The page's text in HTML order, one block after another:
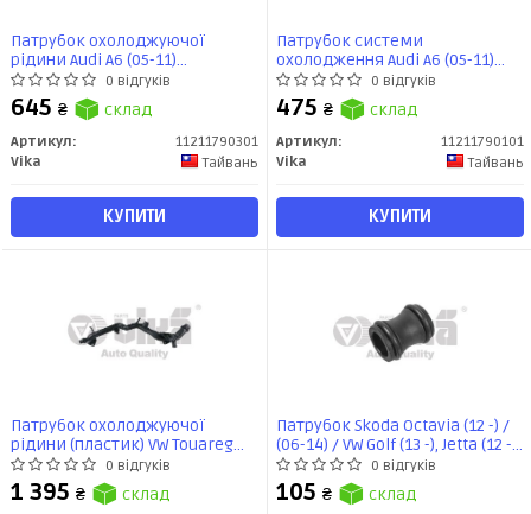
Патрубок охолоджуючої
рідини Audi A6 (05-11)
(11211790301) VIKA
0 відгуків
645 ₴ склад
Артикул:
11211790301
Vika
Тайвань
КУПИТИ
Патрубок системи
охолодження Audi A6 (05-11)
2.0L mot.BPJ,BYK (11211790101)
vika
0 відгуків
475 ₴ склад
Артикул:
11211790101
Vika
Тайвань
КУПИТИ
Патрубок охолоджуючої
рідини (пластик) VW Touareg
(11-18)/Audi A4 (13-15),A6 (11-
18),A7 (11-14), A8 (10-13),Q5 (13-
17) (11211850301) VIKA
0 відгуків
1 395 ₴ склад
Патрубок Skoda Octavia (12 -) /
(06-14) / VW Golf (13 -), Jetta (12 -),
Passat (15 -), Tiguan (16 -) / Audi
A6 (14 -), Q5 (14-), Q7 (09-, 15-)
(11211854601) VIKA
0 відгуків
105 ₴ склад